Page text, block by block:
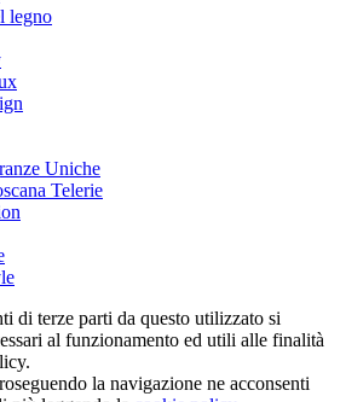
legno
Uniche
Telerie
di terze parti da questo utilizzato si
al funzionamento ed utili alle finalità
la navigazione ne acconsenti